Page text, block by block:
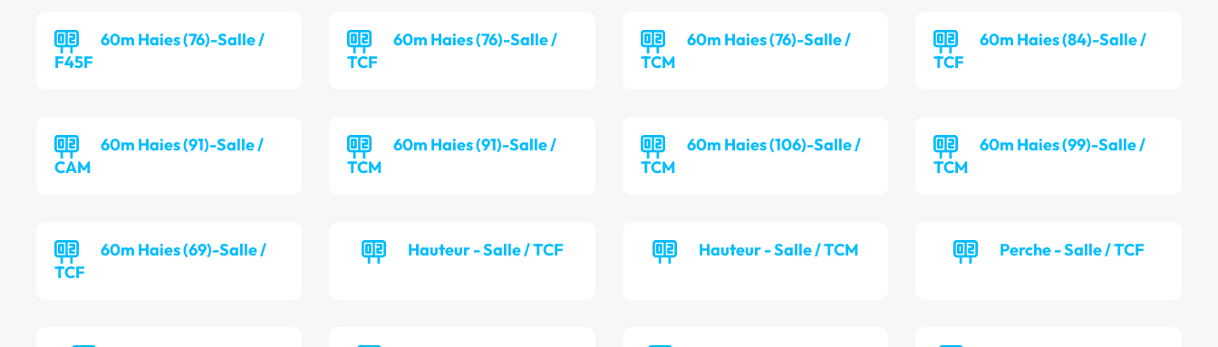
60m Haies (76)-Salle /
F45F
60m Haies (76)-Salle /
TCF
60m Haies (76)-Salle /
TCM
60m Haies (84)-Salle /
TCF
60m Haies (91)-Salle /
CAM
60m Haies (91)-Salle /
TCM
60m Haies (106)-Salle /
TCM
60m Haies (99)-Salle /
TCM
60m Haies (69)-Salle /
TCF
Hauteur - Salle / TCF Hauteur - Salle / TCM Perche - Salle / TCF